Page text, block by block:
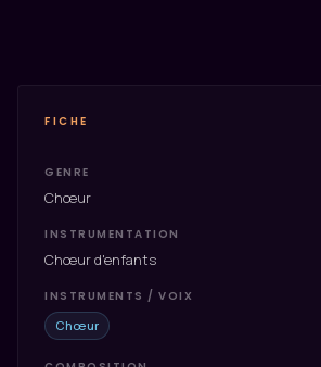
FICHE
GENRE
Chœur
INSTRUMENTATION
Chœur d'enfants
INSTRUMENTS / VOIX
Chœur